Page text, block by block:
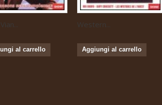
al carrello
Western...
Aggiungi al carrello